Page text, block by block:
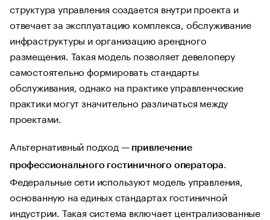
структура управления создается внутри проекта и
отвечает за эксплуатацию комплекса, обслуживание
инфраструктуры и организацию арендного
размещения. Такая модель позволяет девелоперу
самостоятельно формировать стандарты
обслуживания, однако на практике управленческие
практики могут значительно различаться между
проектами.
Альтернативный подход — привлечение
профессионального гостиничного оператора.
Федеральные сети используют модель управления,
основанную на единых стандартах гостиничной
индустрии. Такая система включает централизованные